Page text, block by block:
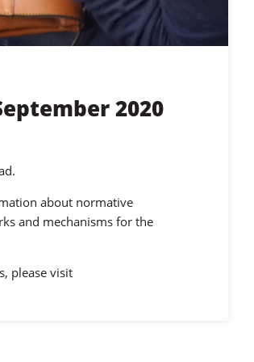
2020
about normative
and mechanisms for the
please visit